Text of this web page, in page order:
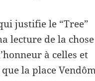
justifie le “Tree”
lecture de la
à celles et
la place